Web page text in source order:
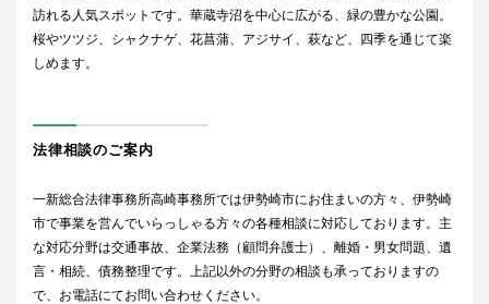
訪れる人気スポットです。華蔵寺沼を中心に広がる、緑の豊かな公園。
桜やツツジ、シャクナゲ、花菖蒲、アジサイ、萩など、四季を通じて楽
しめます。
法律相談のご案内
一新総合法律事務所高崎事務所では伊勢崎市にお住まいの方々、伊勢崎
市で事業を営んでいらっしゃる方々の各種相談に対応しております。主
な対応分野は交通事故、企業法務（顧問弁護士）、離婚・男女問題、遺
言・相続、債務整理です。上記以外の分野の相談も承っておりますの
で、お電話にてお問い合わせください。